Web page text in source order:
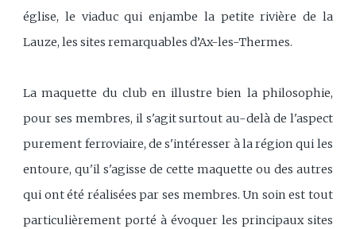
église, le viaduc qui enjambe la petite rivière de la
Lauze, les sites remarquables d’Ax-les-Thermes.
La maquette du club en illustre bien la philosophie,
pour ses membres, il s'agit surtout au-delà de l'aspect
purement ferroviaire, de s'intéresser à la région qui les
entoure, qu'il s'agisse de cette maquette ou des autres
qui ont été réalisées par ses membres. Un soin est tout
particulièrement porté à évoquer les principaux sites